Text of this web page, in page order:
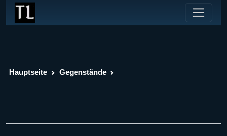
Hauptseite Gegenstände